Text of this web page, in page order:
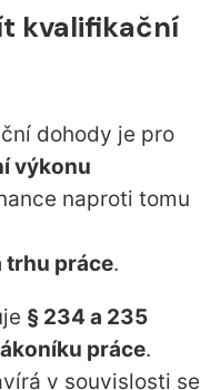
kvalifikační
dohody je pro
výkonu
naproti tomu
trhu práce.
§ 234 a 235
práce.
v souvislosti se